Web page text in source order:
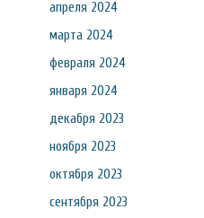
апреля 2024
марта 2024
февраля 2024
января 2024
декабря 2023
ноября 2023
октября 2023
сентября 2023